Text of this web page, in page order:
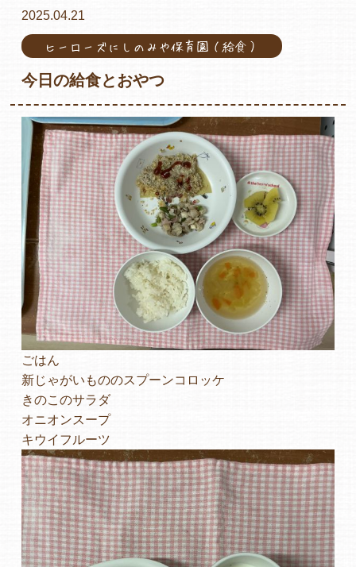
会社概要
各保育園のご紹介
入園・見学の問い合わせ
在園児保護者の方へ
よくあるご質問
ヒーローズ保育園
ヒーローズきっず園田
2025.04.21
ヒーローズにしのみや保育園（給食）
今日の給食とおやつ
ごはん
新じゃがいもののスプーンコロッケ
きのこのサラダ
オニオンスープ
キウイフルーツ